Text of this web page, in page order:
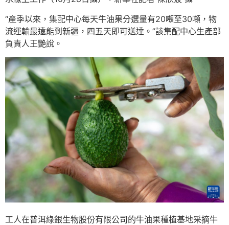
“產季以來，集配中心每天牛油果分選量有20噸至30噸，物
流運輸最遠能到新疆，四五天即可送達。”該集配中心生產部
負責人王艷說。
工人在普洱綠銀生物股份有限公司的牛油果種植基地采摘牛